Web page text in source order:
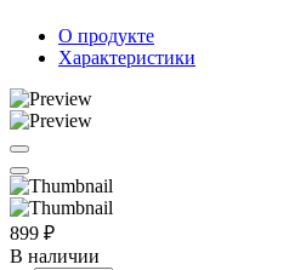
О продукте
Характеристики
899 ₽
В наличии